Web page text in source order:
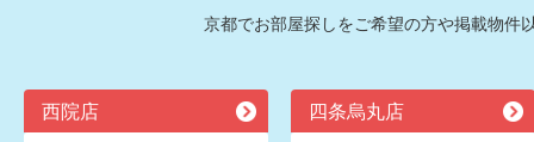
京都でお部屋探しをご希望の方や掲載物件
西院店 四条烏丸店